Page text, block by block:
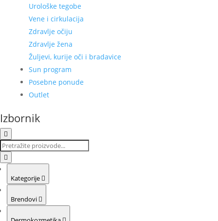
Urološke tegobe
Vene i cirkulacija
Zdravlje očiju
Zdravlje žena
Žuljevi, kurije oči i bradavice
Sun program
Posebne ponude
Outlet
Izbornik
Kategorije
Brendovi